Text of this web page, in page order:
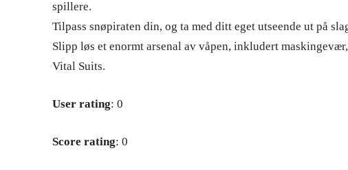
spillere.
Tilpass snøpiraten din, og ta med ditt eget utseende ut på
Slipp løs et enormt arsenal av våpen, inkludert
Vital Suits.
User rating: 0
Score rating: 0